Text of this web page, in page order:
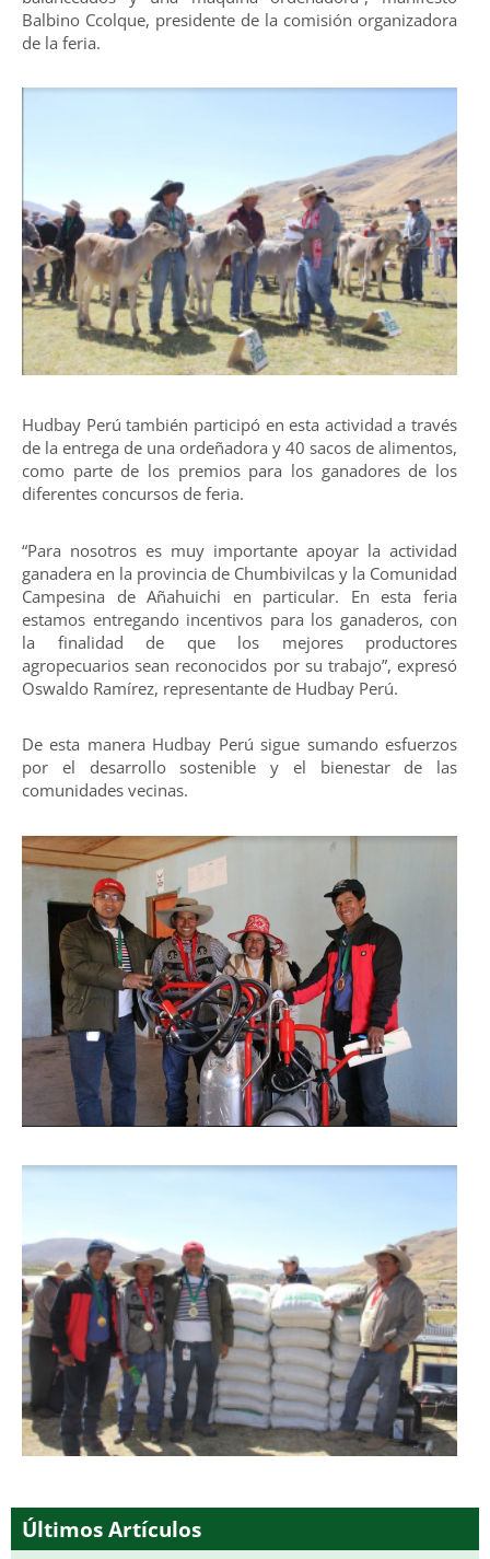
Balbino Ccolque, presidente de la comisión organizadora
de la feria.
Hudbay Perú también participó en esta actividad a través
de la entrega de una ordeñadora y 40 sacos de alimentos,
como parte de los premios para los ganadores de los
diferentes concursos de feria.
“Para nosotros es muy importante apoyar la actividad
ganadera en la provincia de Chumbivilcas y la Comunidad
Campesina de Añahuichi en particular. En esta feria
estamos entregando incentivos para los ganaderos, con
la finalidad de que los mejores productores
agropecuarios sean reconocidos por su trabajo”, expresó
Oswaldo Ramírez, representante de Hudbay Perú.
De esta manera Hudbay Perú sigue sumando esfuerzos
por el desarrollo sostenible y el bienestar de las
comunidades vecinas.
Últimos Artículos